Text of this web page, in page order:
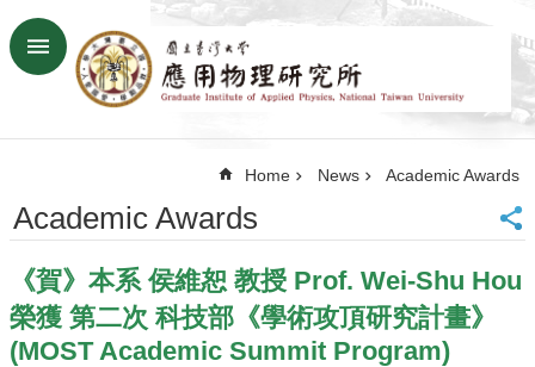
Skip to main content
Advanced
SiteMap
Contact
Chinese
News
Home News Academic Awards
Academic Awards
《賀》本系 侯維恕 教授 Prof. Wei-Shu Hou
榮獲 第二次 科技部《學術攻頂研究計畫》
(MOST Academic Summit Program)